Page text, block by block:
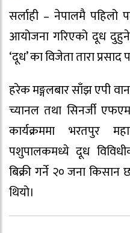
सर्लाही – नेपालमै
आयोजना गरिएको दूध दुहुने
‘दूध’ का विजेता तारा
हरेक मङ्गलबार साँझ एपी
च्यानल तथा सिनर्जी
कार्यक्रममा भरतपुर
पशुपालकमध्ये दूध
बिक्री गर्ने २० जना किसान
थियो।